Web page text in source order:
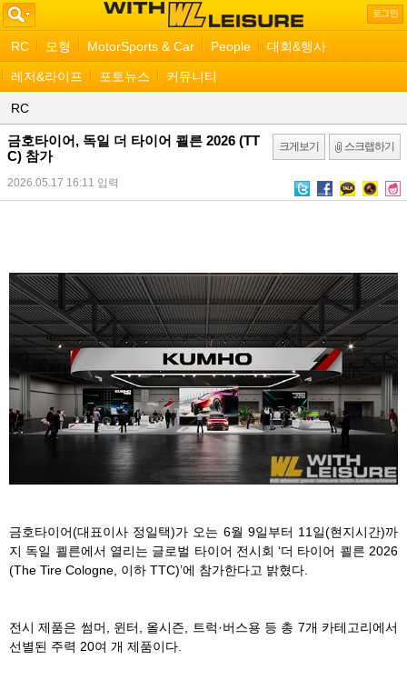
로그인
RC 모형 MotorSports & Car People 대회&행사
레저&라이프 포토뉴스 커뮤니티
RC
금호타이어, 독일 더 타이어 쾰른 2026 (TT
C) 참가
2026.05.17 16:11 입력
크게보기 스크랩하기
금호타이어(대표이사 정일택)가 오는 6월 9일부터 11일(현지시간)까
지 독일 쾰른에서 열리는 글로벌 타이어 전시회 ‘더 타이어 쾰른 2026
(The Tire Cologne, 이하 TTC)’에 참가한다고 밝혔다.
전시 제품은 썸머, 윈터, 올시즌, 트럭·버스용 등 총 7개 카테고리에서
선별된 주력 20여 개 제품이다.